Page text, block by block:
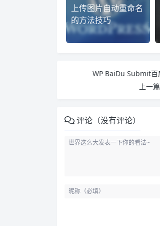
上传图片自动重命名
的方法技巧
WP BaiDu Submit百
上一篇
评论（没有评论）